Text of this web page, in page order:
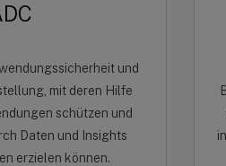
und
mit deren Hilfe
schützen und
Daten und Insights
erzielen können.